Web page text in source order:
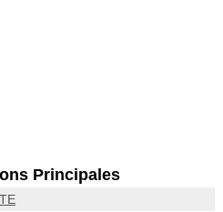
Principales